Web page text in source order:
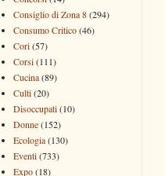
Consiglio di Zona 8(294)
Consumo Critico(46)
Cori(57)
Corsi(111)
Cucina(89)
Culti(20)
Disoccupati(10)
Donne(152)
Ecologia(130)
Eventi(733)
Expo(18)